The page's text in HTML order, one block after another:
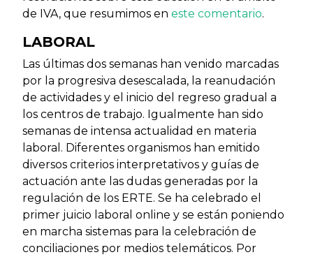
de IVA, que resumimos en este comentario.
LABORAL
Las últimas dos semanas han venido marcadas
por la progresiva desescalada, la reanudación
de actividades y el inicio del regreso gradual a
los centros de trabajo. Igualmente han sido
semanas de intensa actualidad en materia
laboral. Diferentes organismos han emitido
diversos criterios interpretativos y guías de
actuación ante las dudas generadas por la
regulación de los ERTE. Se ha celebrado el
primer juicio laboral online y se están poniendo
en marcha sistemas para la celebración de
conciliaciones por medios telemáticos. Por